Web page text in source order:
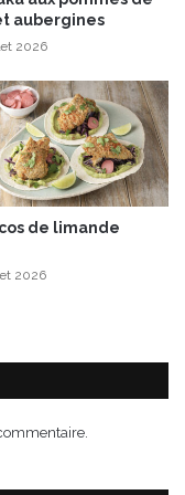
aubergines
2026
de limande
2026